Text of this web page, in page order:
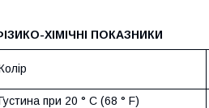
ХІМІЧНІ ПОКАЗНИКИ
при 20 ° C (68 ° F)